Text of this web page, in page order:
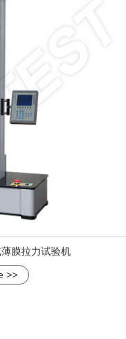
膜拉力试验机
>>